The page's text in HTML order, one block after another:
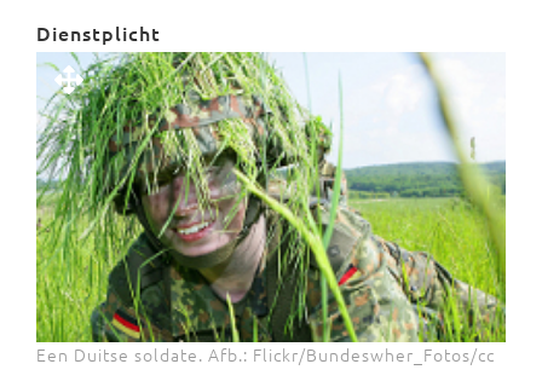
Dienstplicht
Een Duitse soldate. Afb.: Flickr/Bundeswher_Fotos/cc